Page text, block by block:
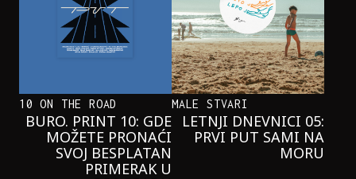
TORBE
10 ON THE ROAD
BURO. PRINT 10: GDE
MOŽETE PRONAĆI
SVOJ BESPLATAN
PRIMERAK U
MALE STVARI
LETNJI DNEVNICI 05:
PRVI PUT SAMI NA
MORU